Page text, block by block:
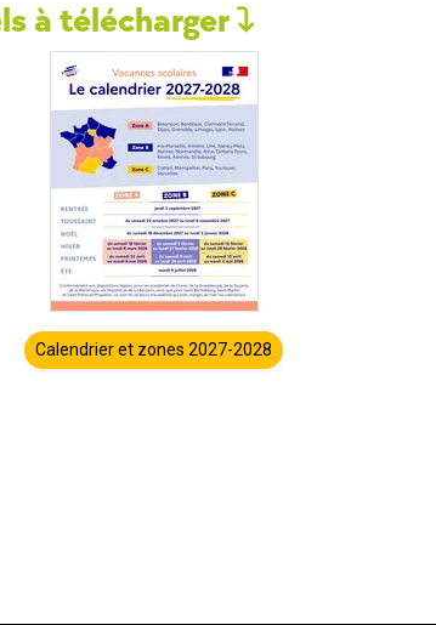
à télécharger
Calendrier et zones 2027-2028